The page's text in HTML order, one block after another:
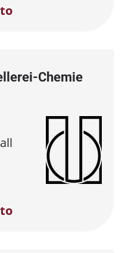
⁠Chemie